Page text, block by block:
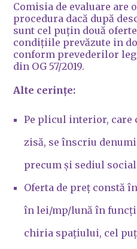
Comisia de evaluare are
procedura dacă după
sunt cel puțin două
condițiile prevăzute in
conform prevederilor
din OG 57/2019.
Alte cerințe:
Pe plicul interior,
zisă, se înscriu
precum și sediul
Oferta de preț constă
în lei/mp/lună în
chiria spațiului, cel